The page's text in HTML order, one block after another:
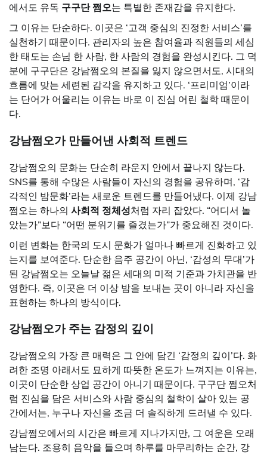
에서도 유독 구구단쩜오는 특별한 존재감을 유지한다.
그 이유는 단순하다. 이곳은 ‘고객 중심의 진정한 서비스’를
실천하기 때문이다. 관리자의 높은 참여율과 직원들의 세심
한 태도는 손님 한 사람, 한 사람의 경험을 완성시킨다. 그 덕
분에 구구단은 강남쩜오의 본질을 잃지 않으면서도, 시대의
흐름에 맞는 세련된 감각을 유지하고 있다. ‘프리미엄’이라
는 단어가 어울리는 이유는 바로 이 진심 어린 철학 때문이
다.
강남쩜오가 만들어낸 사회적 트렌드
강남쩜오의 문화는 단순히 라운지 안에서 끝나지 않는다.
SNS를 통해 수많은 사람들이 자신의 경험을 공유하며, ‘감
각적인 밤문화’라는 새로운 트렌드를 만들어냈다. 이제 강남
쩜오는 하나의 사회적 정체성처럼 자리 잡았다. “어디서 놀
았는가”보다 “어떤 분위기를 즐겼는가”가 중요해진 것이다.
이런 변화는 한국의 도시 문화가 얼마나 빠르게 진화하고 있
는지를 보여준다. 단순한 음주 공간이 아닌, ‘감성의 무대’가
된 강남쩜오는 오늘날 젊은 세대의 미적 기준과 가치관을 반
영한다. 즉, 이곳은 더 이상 밤을 보내는 곳이 아니라 자신을
표현하는 하나의 방식이다.
강남쩜오가 주는 감정의 깊이
강남쩜오의 가장 큰 매력은 그 안에 담긴 ‘감정의 깊이’다. 화
려한 조명 아래서도 묘하게 따뜻한 온도가 느껴지는 이유는,
이곳이 단순한 상업 공간이 아니기 때문이다. 구구단 쩜오처
럼 진심을 담은 서비스와 사람 중심의 철학이 살아 있는 공
간에서는, 누구나 자신을 조금 더 솔직하게 드러낼 수 있다.
강남쩜오에서의 시간은 빠르게 지나가지만, 그 여운은 오래
남는다. 조용히 음악을 들으며 하루를 마무리하는 순간, 강